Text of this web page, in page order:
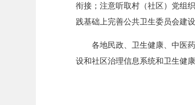
衔接；注意听取村（社区）党组
践基础上完善公共卫生委员会建
各地民政、卫生健康、中医
设和社区治理信息系统和卫生健